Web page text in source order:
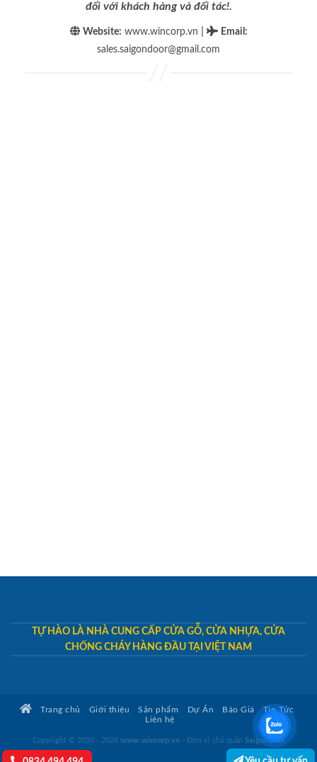
đối với khách hàng và đối tác!.
Website: www.wincorp.vn Email :
sales.saigondoor@gmail.com
TỰ HÀO LÀ NHÀ CUNG CẤP CỬA GỖ, CỬA NHỰA, CỬA
CHỐNG CHÁY HÀNG ĐẦU TẠI VIỆT NAM
Trang chủ Giới thiệu Sản phẩm Dự Án Báo Giá
Tin Tức
Liên hệ
Copyright © 2010 - 2026 www.wincorp.vn- Đơn vị chủ quản SaigonDoor